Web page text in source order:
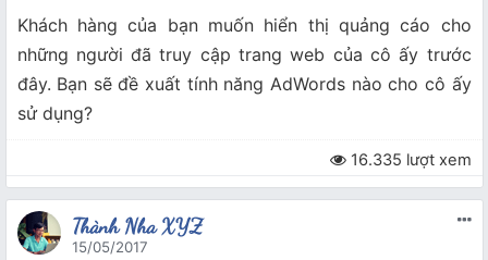
Khách hàng của bạn muốn hiển thị quảng cáo cho
những người đã truy cập trang web của cô ấy trước
đây. Bạn sẽ đề xuất tính năng AdWords nào cho cô ấy
sử dụng?
16.335 lượt xem
Thành Nha XYZ
15/05/2017